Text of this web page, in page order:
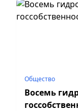
Общество
Восемь